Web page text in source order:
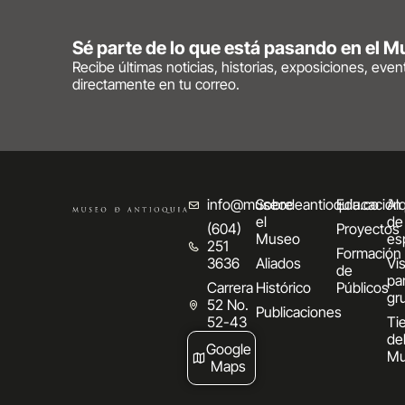
Sé parte de lo que está pasando en el
Recibe últimas noticias, historias, exposiciones,
directamente en tu correo.
info@museodeantioquia.co
(604)
251
3636
Carrera
52 No.
52-43
Google
Maps
Sobre
el
Museo
Aliados
Histórico
Publicaciones
Educación
Proyectos
Formación
de
Públicos
de
del